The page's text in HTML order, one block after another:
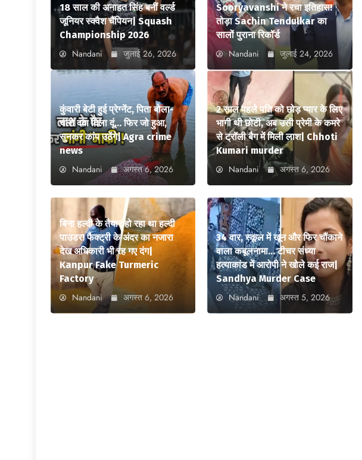
18 साल की अनाहत सिंह बनीं वर्ल्ड
जूनियर स्क्वैश चैंपियन| Squash
Championship 2026
Nandani जुलाई 26, 2026
Sooryavanshi ने रचा इतिहास!
तोड़ा Sachin Tendulkar का
सालों पुराना रिकॉर्ड
Nandani जुलाई 24, 2026
कुंवारी बेटी हुई प्रेग्नेंट, पिता बोला-
चलो दवा दिला दूं… फिर जो हुआ,
सुनकर कांप उठेंगे| Agra crime
news
Nandani अगस्त 6, 2026
2 साल पहले पति को छोड़ प्यार के लिए
भागी थी छोटी, अब उसी प्रेमी के कमरे
से ट्रॉली बैग में मिली लाश| Chhoti
Kumari murder
Nandani अगस्त 6, 2026
बिना हल्दी के तैयार हो रहा था हल्दी
पाउडर! फैक्ट्री के अंदर का नजारा
देख अधिकारी भी रह गए दंग|
Kanpur Fake Turmeric
Factory
Nandani अगस्त 6, 2026
34 वार, स्कूल में खून और फिर चौंकाने
वाला कबूलनामा… टीचर संध्या
हत्याकांड में आरोपी ने खोले कई राज|
Sandhya Murder Case
Nandani अगस्त 5, 2026